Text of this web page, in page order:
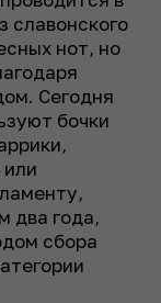
славонского
нот, но
Сегодня
бочки
или
два года,
сбора